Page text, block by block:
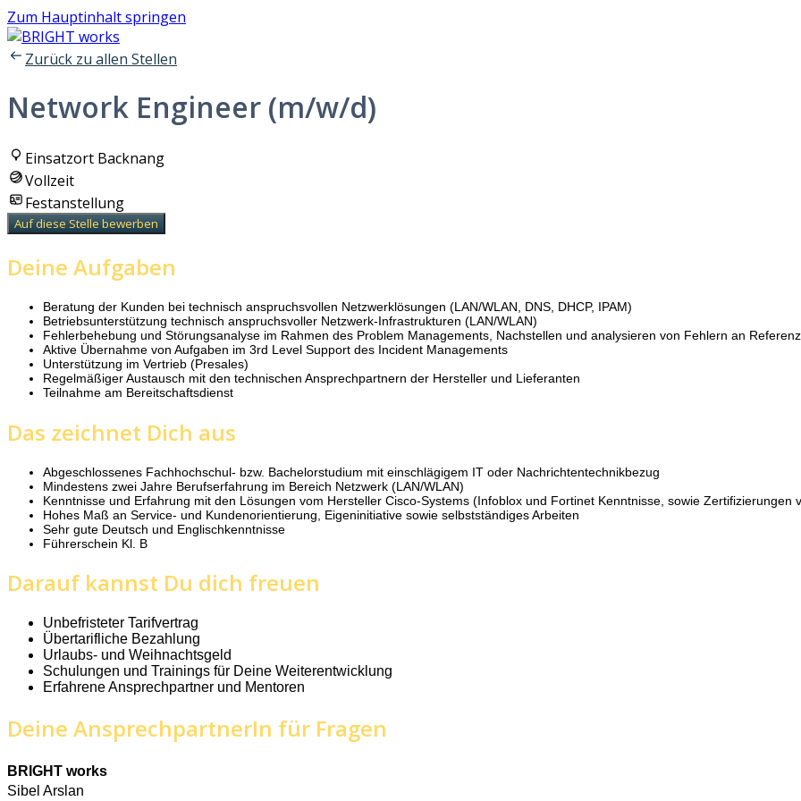
Zum Hauptinhalt springen
Zurück zu allen Stellen
Network Engineer (m/w/d)
Einsatzort Backnang
Vollzeit
Festanstellung
Auf diese Stelle bewerben
Deine Aufgaben
Beratung der Kunden bei technisch anspruchsvollen Netzwerklösungen (LAN/WLAN, DNS, DHCP, IPAM)
Betriebsunterstützung technisch anspruchsvoller Netzwerk-Infrastrukturen (LAN/WLAN)
Fehlerbehebung und Störungsanalyse im Rahmen des Problem Managements, Nachstellen und analysieren von Fehlern an
Aktive Übernahme von Aufgaben im 3rd Level Support des Incident Managements
Unterstützung im Vertrieb (Presales)
Regelmäßiger Austausch mit den technischen Ansprechpartnern der Hersteller und Lieferanten
Teilnahme am Bereitschaftsdienst
Das zeichnet Dich aus
Abgeschlossenes Fachhochschul- bzw. Bachelorstudium mit einschlägigem IT oder Nachrichtentechnikbezug
Mindestens zwei Jahre Berufserfahrung im Bereich Netzwerk (LAN/WLAN)
Kenntnisse und Erfahrung mit den Lösungen vom Hersteller Cisco-Systems (Infoblox und Fortinet Kenntnisse, sowie Zertifizierungen
Hohes Maß an Service- und Kundenorientierung, Eigeninitiative sowie selbstständiges Arbeiten
Sehr gute Deutsch und Englischkenntnisse
Führerschein Kl. B
Darauf kannst Du dich freuen
Unbefristeter Tarifvertrag
Übertarifliche Bezahlung
Urlaubs- und Weihnachtsgeld
Schulungen und Trainings für Deine Weiterentwicklung
Erfahrene Ansprechpartner und Mentoren
Deine AnsprechpartnerIn für Fragen
BRIGHT works
Sibel Arslan